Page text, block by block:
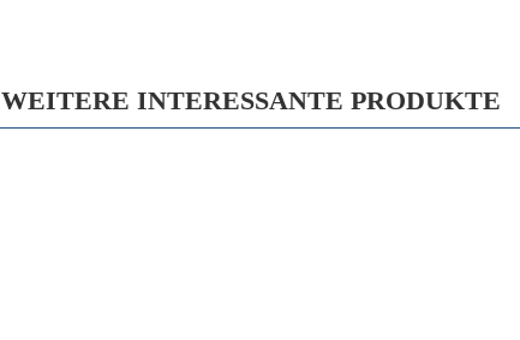
WEITERE INTERESSANTE PRODUKTE